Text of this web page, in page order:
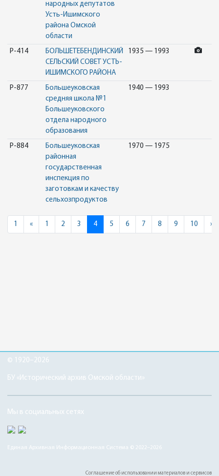
народных депутатов
Усть-Ишимского
района Омской
области
Р-414
БОЛЬШЕТЕБЕНДИНСКИЙ
СЕЛЬСКИЙ СОВЕТ УСТЬ-
ИШИМСКОГО РАЙОНА
1935 — 1993
Р-877
Большеуковская
средняя школа №1
Большеуковского
отдела народного
образования
1940 — 1993
Р-884
Большеуковская
районная
государственная
инспекция по
заготовкам и качеству
сельхозпродуктов
1970 — 1975
1 «Previous
1 2 3 4 5 6 7 8 9 10 »
© 1920–2026
БУ «Исторический архив Омской области»
Мы в социальных сетях
Единая Архивная Информационная Система © 2022–2026
Соглашение об использовании материалов и сервисов